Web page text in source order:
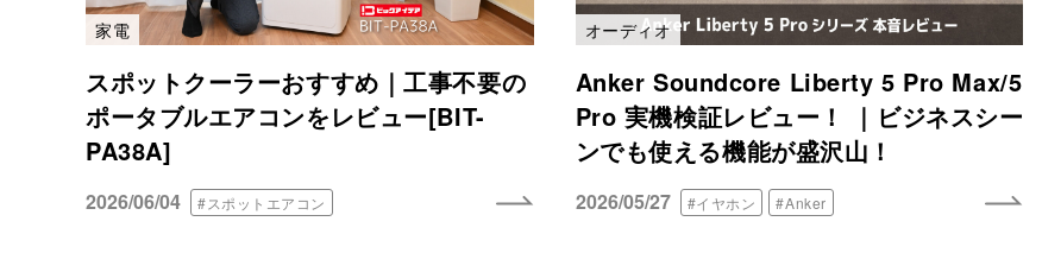
家電
スポットクーラーおすすめ｜工事不要の
ポータブルエアコンをレビュー[BIT-
PA38A]
2026/06/04 #スポットエアコン
オーディオ
Anker Soundcore Liberty 5 Pro Max/5
Pro 実機検証レビュー！ ｜ビジネスシー
ンでも使える機能が盛沢山！
2026/05/27 #イヤホン #Anker